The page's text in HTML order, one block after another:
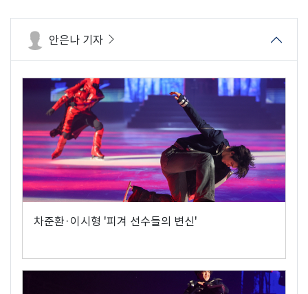
안은나 기자
차준환·이시형 '피겨 선수들의 변신'